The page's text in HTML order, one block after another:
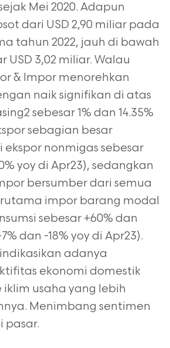
Mei 2020. Adapun
dari USD 2,90 miliar pada
tahun 2022, jauh di bawah
USD 3,02 miliar. Walau
& Impor menorehkan
naik signifikan di atas
sebesar 1% dan 14.35%
sebagian besar
nonmigas sebesar
yoy di Apr23), sedangkan
bersumber dari semua
impor barang modal
sebesar +60% dan
dan -18% yoy di Apr23).
adanya
ekonomi domestik
usaha yang lebih
Menimbang sentimen
pasar.